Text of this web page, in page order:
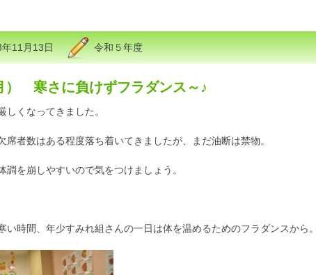
年11月13日 令和５年度
） 寒さに負けずフラダンス～♪
しくなってきました。
席者数はある程度落ち着いてきましたが、まだ油断は禁物。
調を崩しやすいので気をつけましょう。
い時間、年少すみれ組さんの一日は体を温めるためのフラダンスから。